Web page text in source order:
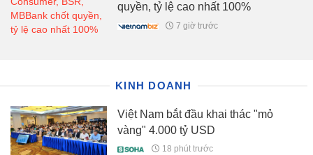
quyền, tỷ lệ cao nhất 100%
7 giờ trước
KINH DOANH
Việt Nam bắt đầu khai thác "mỏ
vàng" 4.000 tỷ USD
18 phút trước